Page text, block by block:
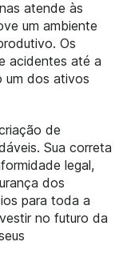
atende às
um ambiente
Os
acidentes até a
um dos ativos
de
Sua correta
legal,
dos
para toda a
no futuro da